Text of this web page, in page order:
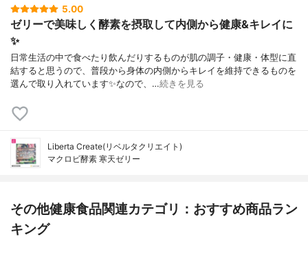
5.00
ゼリーで美味しく酵素を摂取して内側から健康&キレイに
✨
日常生活の中で食べたり飲んだりするものが肌の調子・健康・体型に直
結すると思うので、普段から身体の内側からキレイを維持できるものを
選んで取り入れています✨なので、…続きを見る
Liberta Create(リベルタクリエイト)
マクロビ酵素 寒天ゼリー
その他健康食品関連カテゴリ：おすすめ商品ラン
キング